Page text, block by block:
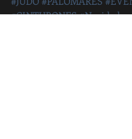
#CINTURONES#Navidades